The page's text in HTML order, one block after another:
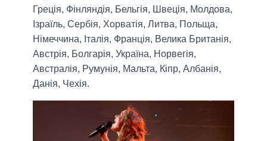
Греція, Фінляндія, Бельгія, Швеція, Молдова,
Ізраїль, Сербія, Хорватія, Литва, Польща,
Німеччина, Італія, Франція, Велика Британія,
Австрія, Болгарія, Україна, Норвегія,
Австралія, Румунія, Мальта, Кіпр, Албанія,
Данія, Чехія.